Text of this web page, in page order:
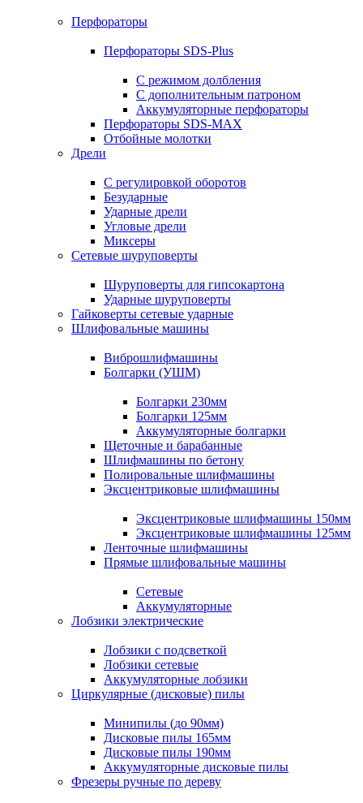
Перфораторы
Перфораторы SDS-Plus
С режимом долбления
С дополнительным патроном
Аккумуляторные перфораторы
Перфораторы SDS-MAX
Отбойные молотки
Дрели
С регулировкой оборотов
Безударные
Ударные дрели
Угловые дрели
Миксеры
Сетевые шуруповерты
Шуруповерты для гипсокартона
Ударные шуруповерты
Гайковерты сетевые ударные
Шлифовальные машины
Виброшлифмашины
Болгарки (УШМ)
Болгарки 230мм
Болгарки 125мм
Аккумуляторные болгарки
Щеточные и барабанные
Шлифмашины по бетону
Полировальные шлифмашины
Эксцентриковые шлифмашины
Эксцентриковые шлифмашины 150мм
Эксцентриковые шлифмашины 125мм
Ленточные шлифмашины
Прямые шлифовальные машины
Сетевые
Аккумуляторные
Лобзики электрические
Лобзики с подсветкой
Лобзики сетевые
Аккумуляторные лобзики
Циркулярные (дисковые) пилы
Минипилы (до 90мм)
Дисковые пилы 165мм
Дисковые пилы 190мм
Аккумуляторные дисковые пилы
Фрезеры ручные по дереву